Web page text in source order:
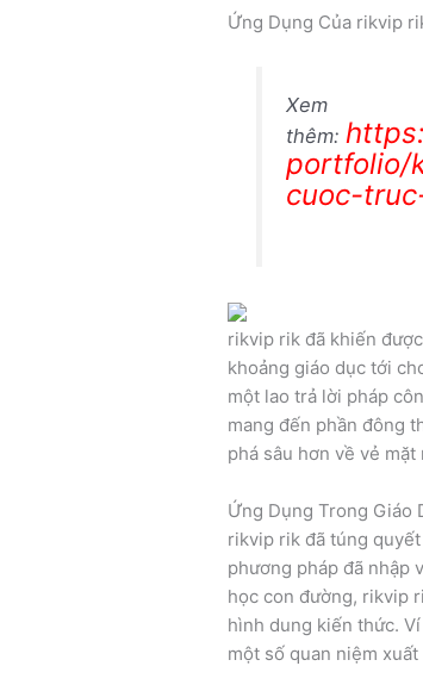
Ứng Dụng Của rikvip
Xem
thêm:
portfolio/
cuoc-
rikvip rik đã khiến
khoảng giáo dục tới
một lao trả lời pháp
mang đến phần đông
phá sâu hơn về vẻ
Ứng Dụng Trong Giáo
rikvip rik đã túng
phương pháp đã nhập
học con đường, rikvip
hình dung kiến thức.
một số quan niệm